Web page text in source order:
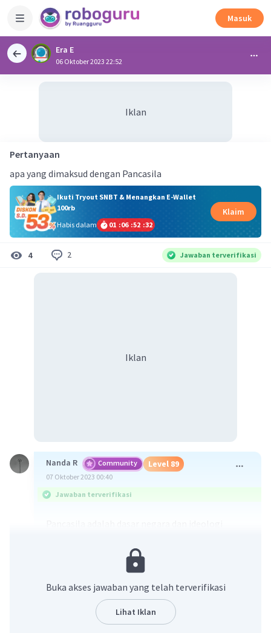
Masuk
Era E
06 Oktober 2023 22:52
Iklan
Pertanyaan
apa yang dimaksud dengan Pancasila
Ikuti Tryout SNBT & Menangkan E-Wallet
100rb
Habis dalam
01 :06 :52 :31
Klaim
4 2 Jawaban terverifikasi
Iklan
Nanda R Community Level 89
07 Oktober 2023 00:40
Jawaban terverifikasi
pembangunan dan kehidupan berbangsa dan
Beri Rating Balas
Buka akses jawaban yang telah terverifikasi
Lihat Iklan